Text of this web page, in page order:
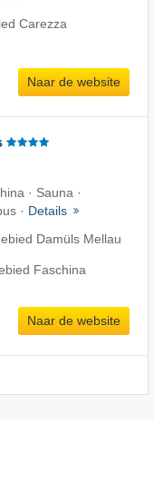
Carezza
Naar de website
· Sauna ·
· Details
Damüls Mellau
Faschina
Naar de website